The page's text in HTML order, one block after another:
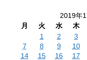
2019年1
月
火 水 木
1
2 3
7
8 9 10
14
15 16 17